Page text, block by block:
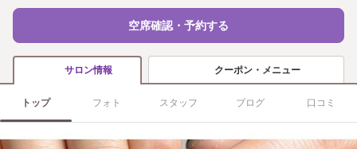
空席確認・予約する
サロン情報 クーポン・メニュー
トップ フォト スタッフ ブログ 口コミ